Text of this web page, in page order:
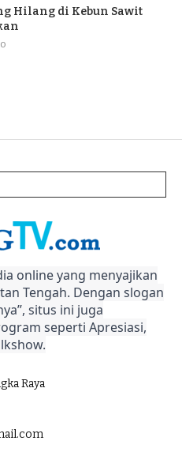
Hilang di Kebun Sawit
online yang menyajikan
Tengah. Dengan slogan
situs ini juga
seperti Apresiasi,
Raya